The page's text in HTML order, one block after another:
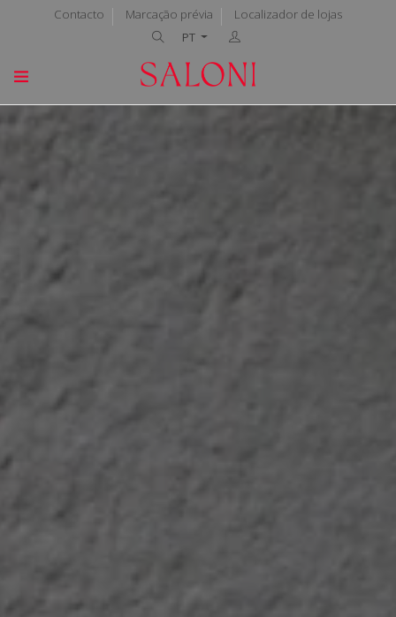
Contacto Marcação prévia
Localizador de lojas
PT